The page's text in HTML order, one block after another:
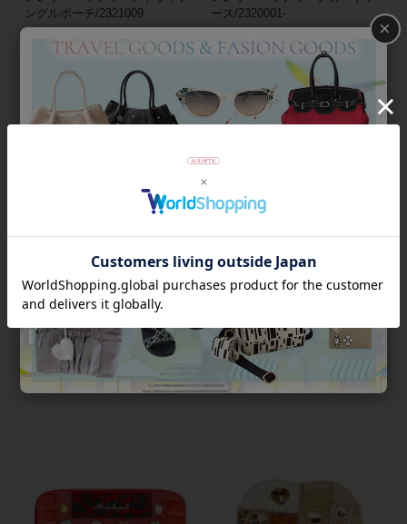
ングルポーチ/2321009
30,240 税込
ース/2320001-
¥17,280 税込
【新色入荷】
ンレザー薄型長財布/2129501-
¥35,200 税込
¥47,300
×